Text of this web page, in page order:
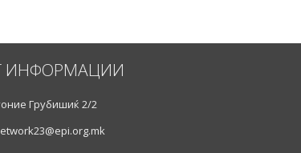
ИНФОРМАЦИИ
Грубишиќ 2/2